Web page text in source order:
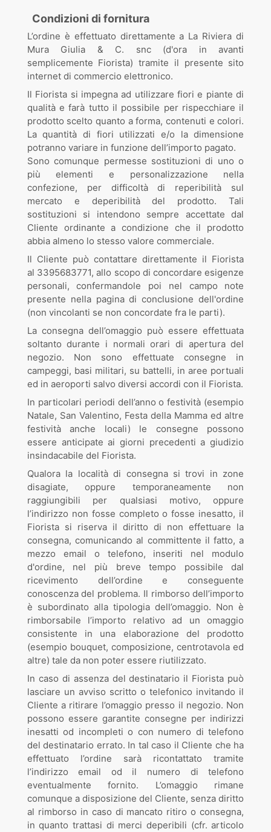
Condizioni di fornitura
L’ordine è effettuato direttamente a La Riviera di
Mura Giulia & C. snc (d'ora in avanti
semplicemente Fiorista) tramite il presente sito
internet di commercio elettronico.
Il Fiorista si impegna ad utilizzare fiori e piante di
qualità e farà tutto il possibile per rispecchiare il
prodotto scelto quanto a forma, contenuti e colori.
La quantità di fiori utilizzati e/o la dimensione
potranno variare in funzione dell’importo pagato.
Sono comunque permesse sostituzioni di uno o
più elementi e personalizzazione nella
confezione, per difficoltà di reperibilità sul
mercato e deperibilità del prodotto. Tali
sostituzioni si intendono sempre accettate dal
Cliente ordinante a condizione che il prodotto
abbia almeno lo stesso valore commerciale.
Il Cliente può contattare direttamente il Fiorista
al 3395683771, allo scopo di concordare esigenze
personali, confermandole poi nel campo note
presente nella pagina di conclusione dell'ordine
(non vincolanti se non concordate fra le parti).
La consegna dell’omaggio può essere effettuata
soltanto durante i normali orari di apertura del
negozio. Non sono effettuate consegne in
campeggi, basi militari, su battelli, in aree portuali
ed in aeroporti salvo diversi accordi con il Fiorista.
In particolari periodi dell’anno o festività (esempio
Natale, San Valentino, Festa della Mamma ed altre
festività anche locali) le consegne possono
essere anticipate ai giorni precedenti a giudizio
insindacabile del Fiorista.
Qualora la località di consegna si trovi in zone
disagiate, oppure temporaneamente non
raggiungibili per qualsiasi motivo, oppure
l’indirizzo non fosse completo o fosse inesatto, il
Fiorista si riserva il diritto di non effettuare la
consegna, comunicando al committente il fatto, a
mezzo email o telefono, inseriti nel modulo
d'ordine, nel più breve tempo possibile dal
ricevimento dell’ordine e conseguente
conoscenza del problema. Il rimborso dell’importo
è subordinato alla tipologia dell’omaggio. Non è
rimborsabile l’importo relativo ad un omaggio
consistente in una elaborazione del prodotto
(esempio bouquet, composizione, centrotavola ed
altre) tale da non poter essere riutilizzato.
In caso di assenza del destinatario il Fiorista può
lasciare un avviso scritto o telefonico invitando il
Cliente a ritirare l’omaggio presso il negozio. Non
possono essere garantite consegne per indirizzi
inesatti od incompleti o con numero di telefono
del destinatario errato. In tal caso il Cliente che ha
effettuato l’ordine sarà ricontattato tramite
l’indirizzo email od il numero di telefono
eventualmente fornito. L’omaggio rimane
comunque a disposizione del Cliente, senza diritto
al rimborso in caso di mancato ritiro o consegna,
in quanto trattasi di merci deperibili (cfr. articolo